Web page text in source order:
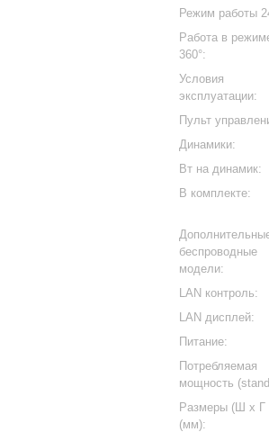
Режим работы
Работа в
360°:
Условия
эксплуатации:
Пульт
Динамики:
Вт на динамик:
В комплекте:
беспроводные
модели:
LAN контроль:
LAN дисплей:
Питание:
Потребляемая
мощность
Размеры (Ш x Г
(мм):